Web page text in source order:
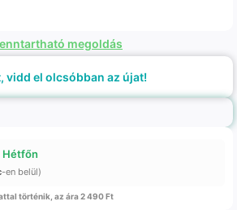
megoldás
vidd el olcsóbban az újat!
Hétfőn
-en belül)
történik, az ára 2 490 Ft